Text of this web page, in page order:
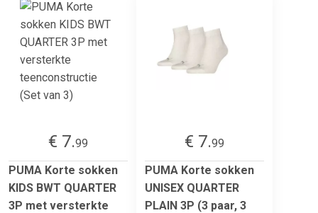
€ 7.99
PUMA Korte sokken
KIDS BWT QUARTER
3P met versterkte
€ 7.99
PUMA Korte sokken
UNISEX QUARTER
PLAIN 3P (3 paar, 3